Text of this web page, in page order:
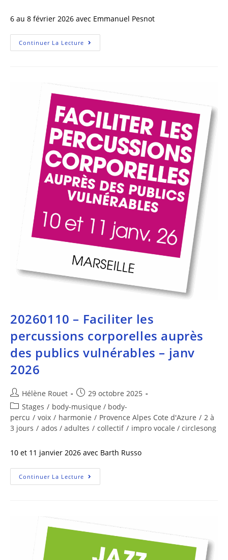
6 au 8 février 2026 avec Emmanuel Pesnot
Continuer La Lecture
20260110 – Faciliter les
percussions corporelles auprès
des publics vulnérables – janv
2026
Hélène Rouet
29 octobre 2025
Stages / body-musique / body-
percu / voix / harmonie / Provence Alpes Cote d'Azure / 2 à
3 jours / ados / adultes / collectif / impro vocale / circlesong
10 et 11 janvier 2026 avec Barth Russo
Continuer La Lecture